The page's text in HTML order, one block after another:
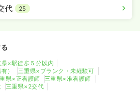
代 25
県×駅徒歩５分以内
）
三重県×ブランク・未経験可
県×正看護師
三重県×准看護師
三重県×2交代